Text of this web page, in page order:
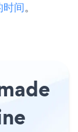
间。